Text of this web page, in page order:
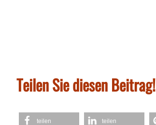
Teilen Sie diesen Beitrag!
teilen teilen